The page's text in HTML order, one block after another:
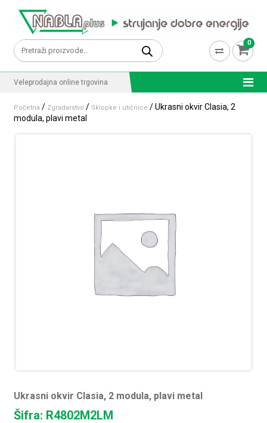
Pretraži: 0
Veleprodajna online trgovina
Početna / Zgradarstvo / Sklopke i utičnice / Ukrasni okvir Clasia, 2
modula, plavi metal
Ukrasni okvir Clasia, 2 modula, plavi metal
Šifra: R4802M2LM